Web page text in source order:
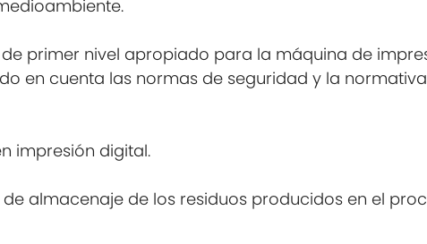
primer nivel apropiado para la máquina de
en cuenta las normas de seguridad y la
impresión digital.
almacenaje de los residuos producidos en el